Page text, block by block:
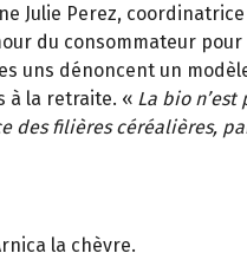
Julie Perez,
du consommateur
uns dénoncent un
à la retraite. « La bio
des filières céréalières,
la chèvre.